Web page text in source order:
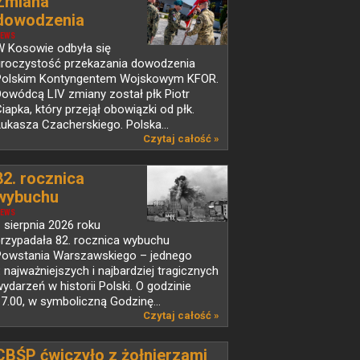
Kosowie odbyła się
przekazania dowodzenia
Kontyngentem Wojskowym KFOR.
LIV zmiany został płk Piotr
który przejął obowiązki od płk.
Czacherskiego. Polska...
Czytaj całość »
rocznica
sierpnia 2026 roku
82. rocznica wybuchu
Warszawskiego – jednego
najważniejszych i najbardziej tragicznych
w historii Polski. O godzinie
w symboliczną Godzinę...
Czytaj całość »
ćwiczyło z żołnierzami